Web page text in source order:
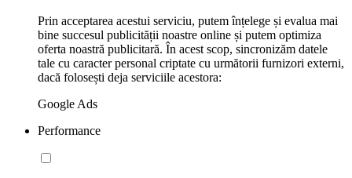
Prin acceptarea acestui serviciu, putem înțelege și evalua mai
bine succesul publicității noastre online și putem optimiza
oferta noastră publicitară. În acest scop, sincronizăm datele
tale cu caracter personal criptate cu următorii furnizori externi,
dacă folosești deja serviciile acestora:
Google Ads
Performance